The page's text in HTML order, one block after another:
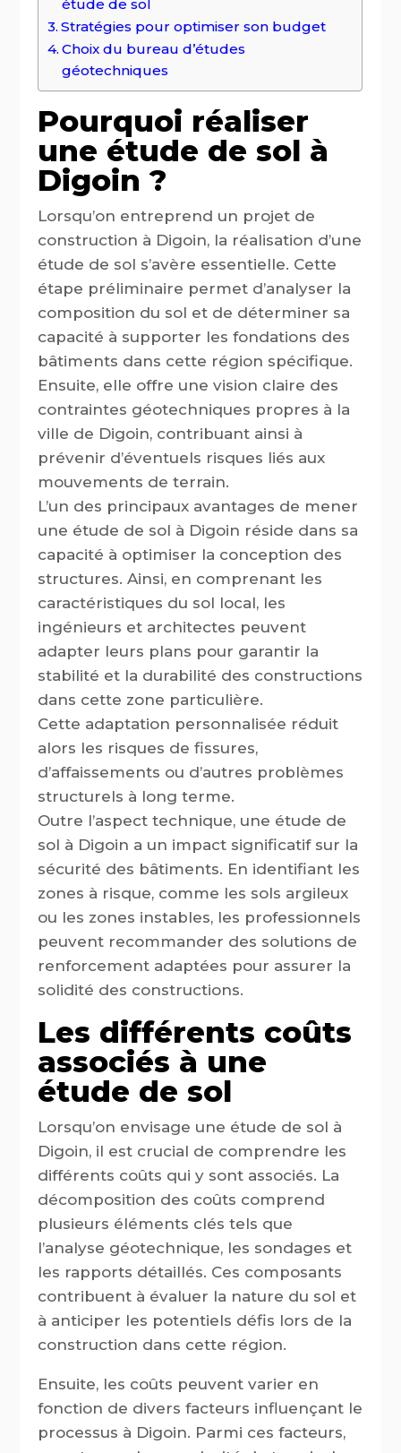
étude de sol
Stratégies pour optimiser son budget
Choix du bureau d’études
géotechniques
Pourquoi réaliser
une étude de sol à
Digoin ?
Lorsqu’on entreprend un projet de
construction à Digoin, la réalisation d’une
étude de sol s’avère essentielle. Cette
étape préliminaire permet d’analyser la
composition du sol et de déterminer sa
capacité à supporter les fondations des
bâtiments dans cette région spécifique.
Ensuite, elle offre une vision claire des
contraintes géotechniques propres à la
ville de Digoin, contribuant ainsi à
prévenir d’éventuels risques liés aux
mouvements de terrain.
L’un des principaux avantages de mener
une étude de sol à Digoin réside dans sa
capacité à optimiser la conception des
structures. Ainsi, en comprenant les
caractéristiques du sol local, les
ingénieurs et architectes peuvent
adapter leurs plans pour garantir la
stabilité et la durabilité des constructions
dans cette zone particulière.
Cette adaptation personnalisée réduit
alors les risques de fissures,
d’affaissements ou d’autres problèmes
structurels à long terme.
Outre l’aspect technique, une étude de
sol à Digoin a un impact significatif sur la
sécurité des bâtiments. En identifiant les
zones à risque, comme les sols argileux
ou les zones instables, les professionnels
peuvent recommander des solutions de
renforcement adaptées pour assurer la
solidité des constructions.
Les différents coûts
associés à une
étude de sol
Lorsqu’on envisage une étude de sol à
Digoin, il est crucial de comprendre les
différents coûts qui y sont associés. La
décomposition des coûts comprend
plusieurs éléments clés tels que
l’analyse géotechnique, les sondages et
les rapports détaillés. Ces composants
contribuent à évaluer la nature du sol et
à anticiper les potentiels défis lors de la
construction dans cette région.
Ensuite, les coûts peuvent varier en
fonction de divers facteurs influençant le
processus à Digoin. Parmi ces facteurs,